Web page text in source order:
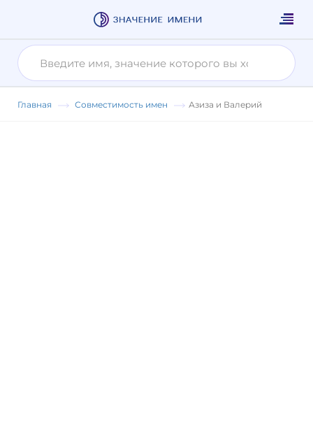
Главная Совместимость имен Азиза и Валерий